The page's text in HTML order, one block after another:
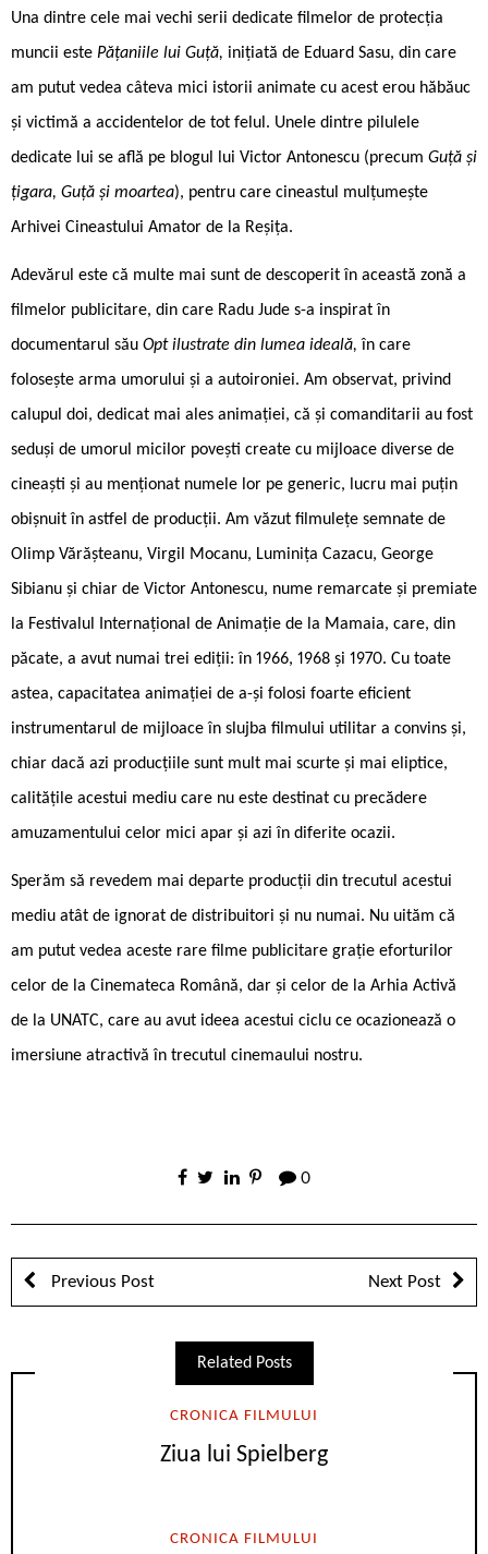
Una dintre cele mai vechi serii dedicate filmelor de protecția
muncii este Pățaniile lui Guță, inițiată de Eduard Sasu, din care
am putut vedea câteva mici istorii animate cu acest erou hăbăuc
și victimă a accidentelor de tot felul. Unele dintre pilulele
dedicate lui se află pe blogul lui Victor Antonescu (precum Guță și
țigara, Guță și moartea), pentru care cineastul mulțumește
Arhivei Cineastului Amator de la Reșița.
Adevărul este că multe mai sunt de descoperit în această zonă a
filmelor publicitare, din care Radu Jude s-a inspirat în
documentarul său Opt ilustrate din lumea ideală,în care
folosește arma umorului și a autoironiei. Am observat, privind
calupul doi, dedicat mai ales animației, că și comanditarii au fost
seduși de umorul micilor povești create cu mijloace diverse de
cineaști și au menționat numele lor pe generic, lucru mai puțin
obișnuit în astfel de producții. Am văzut filmulețe semnate de
Olimp Vărășteanu, Virgil Mocanu, Luminița Cazacu, George
Sibianu și chiar de Victor Antonescu, nume remarcate și premiate
la Festivalul Internațional de Animație de la Mamaia, care, din
păcate, a avut numai trei ediții: în 1966, 1968 și 1970. Cu toate
astea, capacitatea animației de a-și folosi foarte eficient
instrumentarul de mijloace în slujba filmului utilitar a convins și,
chiar dacă azi producțiile sunt mult mai scurte și mai eliptice,
calitățile acestui mediu care nu este destinat cu precădere
amuzamentului celor mici apar și azi în diferite ocazii.
Sperăm să revedem mai departe producții din trecutul acestui
mediu atât de ignorat de distribuitori și nu numai. Nu uităm că
am putut vedea aceste rare filme publicitare grație eforturilor
celor de la Cinemateca Română, dar și celor de la Arhia Activă
de la UNATC, care au avut ideea acestui ciclu ce ocazionează o
imersiune atractivă în trecutul cinemaului nostru.
0
Previous Post Next Post
Related Posts
CRONICA FILMULUI
Ziua lui Spielberg
CRONICA FILMULUI